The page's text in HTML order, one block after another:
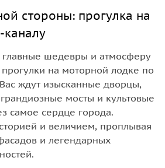
стороны: прогулка на
каналу
главные шедевры и атмосферу
на моторной лодке по
ждут изысканные дворцы,
мосты и культовые
самое сердце города.
и величием, проплывая
и легендарных